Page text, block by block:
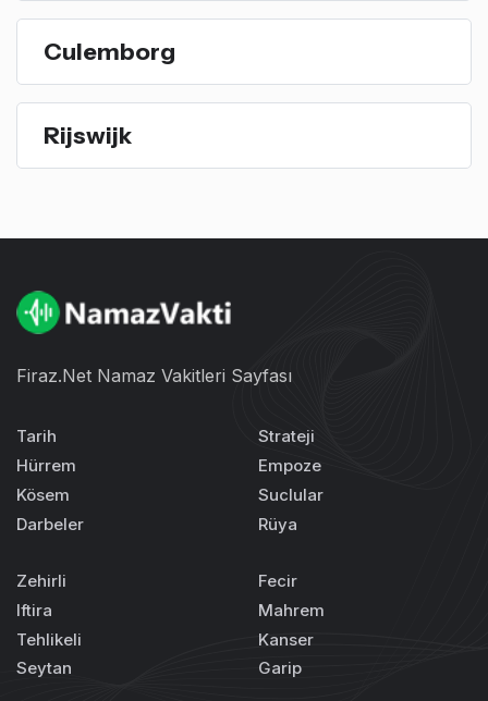
Culemborg
Rijswijk
Firaz.Net Namaz Vakitleri Sayfası
Tarih
Hürrem
Kösem
Darbeler
Strateji
Empoze
Suclular
Rüya
Zehirli
Iftira
Tehlikeli
Seytan
Fecir
Mahrem
Kanser
Garip